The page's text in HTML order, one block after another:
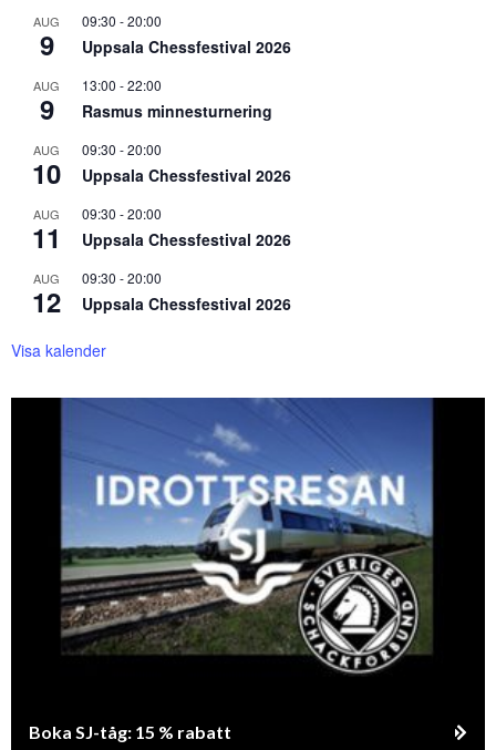
AUG
9
09:30 -20:00
Uppsala Chessfestival 2026
AUG
9
13:00 -22:00
Rasmus minnesturnering
AUG
10
09:30 -20:00
Uppsala Chessfestival 2026
AUG
11
09:30 -20:00
Uppsala Chessfestival 2026
AUG
12
09:30 -20:00
Uppsala Chessfestival 2026
Visa kalender
Boka SJ-tåg: 15 % rabatt